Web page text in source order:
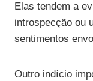
Elas tendem a
introspecção ou
sentimentos
Outro indício